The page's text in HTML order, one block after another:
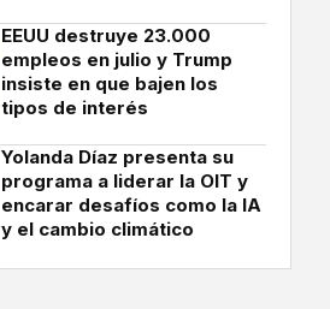
EEUU destruye 23.000
empleos en julio y Trump
insiste en que bajen los
tipos de interés
Yolanda Díaz presenta su
programa a liderar la OIT y
encarar desafíos como la IA
y el cambio climático